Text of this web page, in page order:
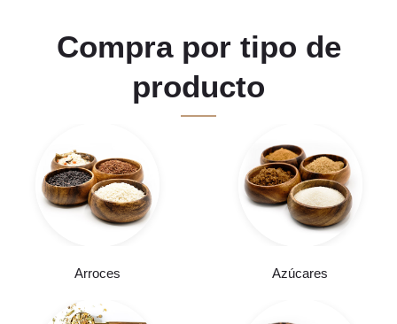
Compra por tipo de
producto
Arroces Azúcares